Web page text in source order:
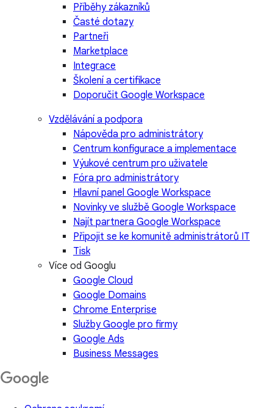
Příběhy zákazníků
Časté dotazy
Partneři
Marketplace
Integrace
Školení a certifikace
Doporučit Google Workspace
Vzdělávání a podpora
Nápověda pro administrátory
Centrum konfigurace a implementace
Výukové centrum pro uživatele
Fóra pro administrátory
Hlavní panel Google Workspace
Novinky ve službě Google Workspace
Najít partnera Google Workspace
Připojit se ke komunitě administrátorů IT
Tisk
Více od Googlu
Google Cloud
Google Domains
Chrome Enterprise
Služby Google pro firmy
Google Ads
Business Messages